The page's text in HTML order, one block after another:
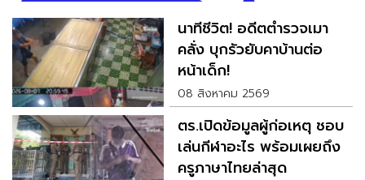
นาทีชีวิต! อดีตตำรวจเมา
คลั่ง บุกรัวยับคาบ้านต่อ
หน้าเด็ก!
08 สิงหาคม 2569
ตร.เปิดข้อมูลผู้ก่อเหตุ ชอบ
เล่นกีฬาอะไร พร้อมเผยถึง
ครูภาษาไทยล่าสุด